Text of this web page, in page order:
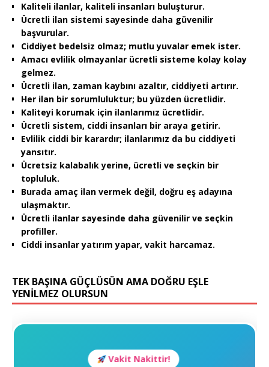
Kaliteli ilanlar, kaliteli insanları buluşturur.
Ücretli ilan sistemi sayesinde daha güvenilir
başvurular.
Ciddiyet bedelsiz olmaz; mutlu yuvalar emek ister.
Amacı evlilik olmayanlar ücretli sisteme kolay kolay
gelmez.
Ücretli ilan, zaman kaybını azaltır, ciddiyeti artırır.
Her ilan bir sorumluluktur; bu yüzden ücretlidir.
Kaliteyi korumak için ilanlarımız ücretlidir.
Ücretli sistem, ciddi insanları bir araya getirir.
Evlilik ciddi bir karardır; ilanlarımız da bu ciddiyeti
yansıtır.
Ücretsiz kalabalık yerine, ücretli ve seçkin bir
topluluk.
Burada amaç ilan vermek değil, doğru eş adayına
ulaşmaktır.
Ücretli ilanlar sayesinde daha güvenilir ve seçkin
profiller.
Ciddi insanlar yatırım yapar, vakit harcamaz.
TEK BAŞINA GÜÇLÜSÜN AMA DOĞRU EŞLE
YENİLMEZ OLURSUN
Vakit Nakittir!